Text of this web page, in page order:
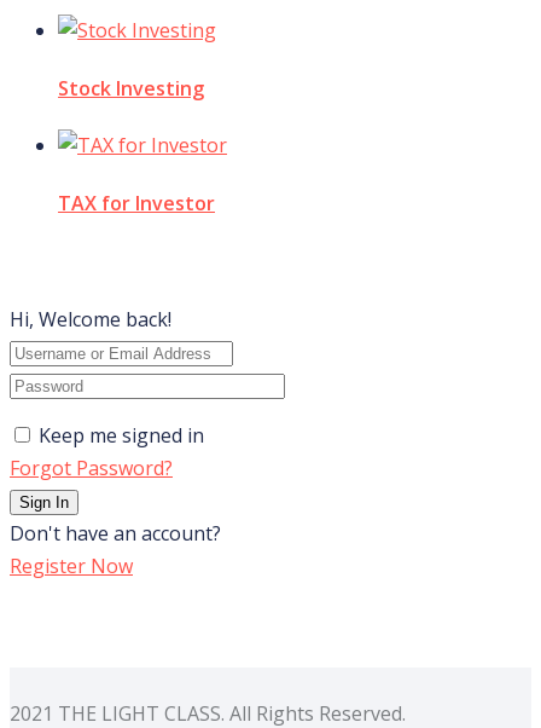
Stock Investing
TAX for Investor
Hi, Welcome back!
Keep me signed in
Forgot Password?
Sign In
Don't have an account?
Register Now
2021 THE LIGHT CLASS. All Rights Reserved.